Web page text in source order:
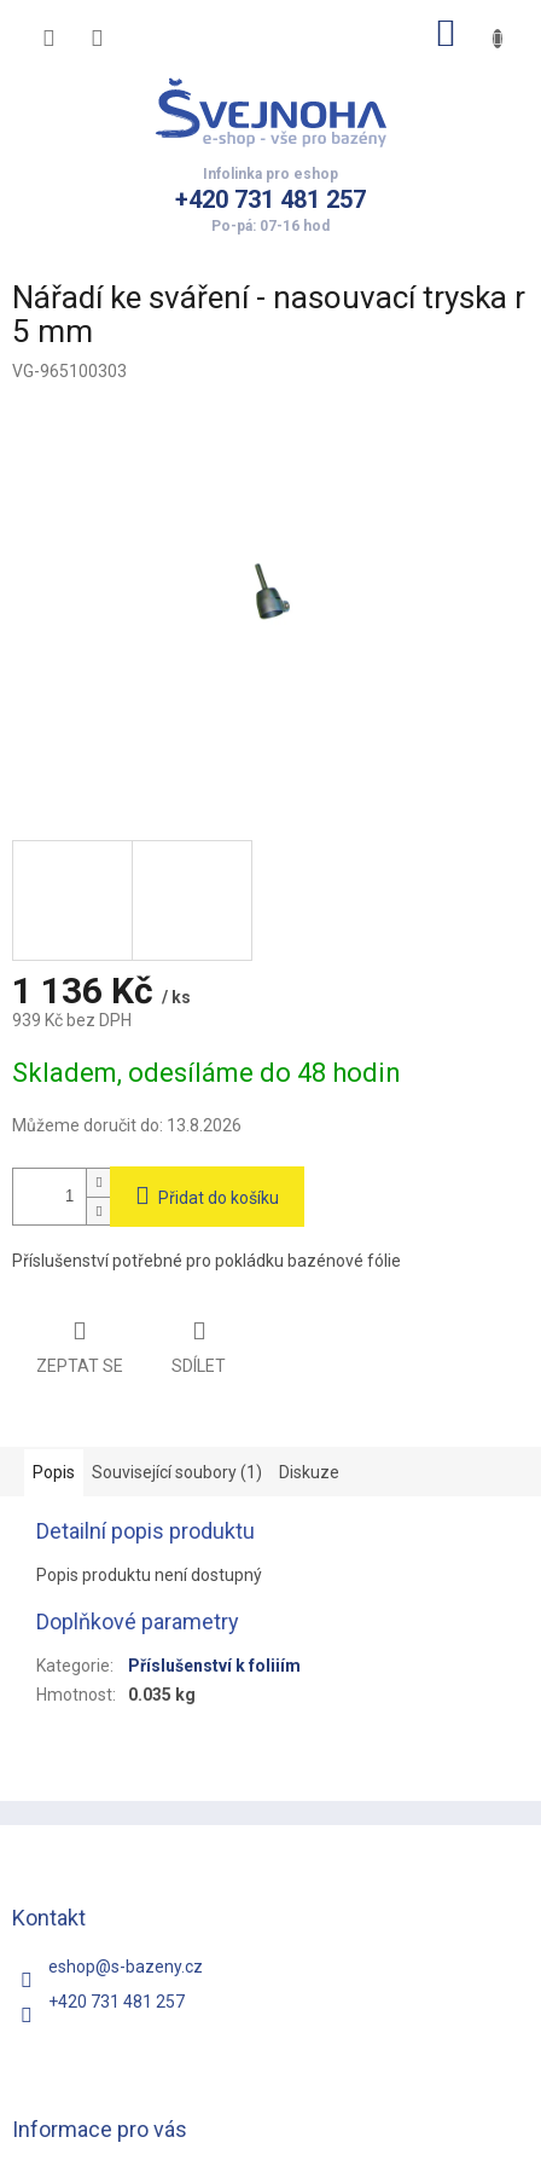
+420 731 481 257
Nářadí ke sváření - nasouvací tryska r
5 mm
VG-965100303
1 136 Kč / ks
939 Kč bez DPH
cena:
Skladem, odesíláme do 48 hodin
Můžeme doručit do: 13.8.2026
Přidat do košíku
Příslušenství potřebné pro pokládku bazénové fólie
ZEPTAT SE SDÍLET
Popis Související soubory (1) Diskuze
Detailní popis produktu
Popis produktu není dostupný
Doplňkové parametry
Kategorie:
Příslušenství k foliiím
Hmotnost: 0.035 kg
Kontakt
eshop@s-bazeny.cz
+420 731 481 257
Informace pro vás